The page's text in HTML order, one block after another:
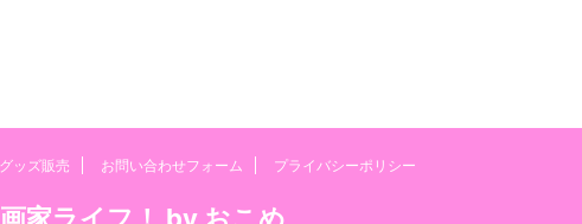
グッズ販売 お問い合わせフォーム プライバシーポリシー